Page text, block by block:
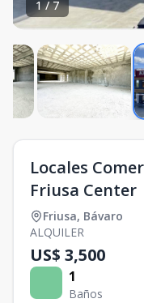
1/7
Locales
Friusa Center
Friusa, Bávaro
ALQUILER
US$ 3,500
1
Baños